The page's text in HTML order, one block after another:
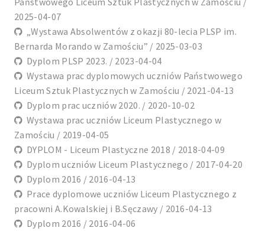
2025-04-07
„Wystawa Absolwentów z okazji 80-lecia PLSP im.
Bernarda Morando w Zamościu” / 2025-03-03
Dyplom PLSP 2023. / 2023-04-04
Wystawa prac dyplomowych uczniów Państwowego
Liceum Sztuk Plastycznych w Zamościu / 2021-04-13
Dyplom prac uczniów 2020. / 2020-10-02
Wystawa prac uczniów Liceum Plastycznego w
Zamościu / 2019-04-05
DYPLOM - Liceum Plastyczne 2018 / 2018-04-09
Dyplom uczniów Liceum Plastycznego / 2017-04-20
Dyplom 2016 / 2016-04-13
Prace dyplomowe uczniów Liceum Plastycznego z
pracowni A.Kowalskiej i B.Sęczawy / 2016-04-13
Dyplom 2016 / 2016-04-06